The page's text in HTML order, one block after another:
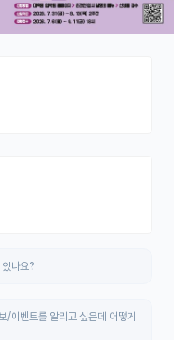
나요?
/이벤트를 알리고 싶은데 어떻게